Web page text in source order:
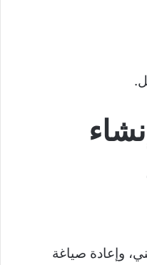
وإعادة صياغة